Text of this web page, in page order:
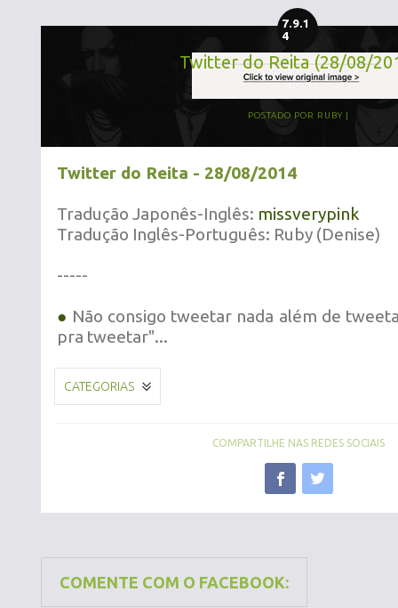
7.9.1
4
Twitter do Reita (28/08/
POSTADO POR RUBY
Twitter do Reita - 28/08/2014
Tradução Japonês-Inglês: missverypink
Tradução Inglês-Português: Ruby (Denise)
-----
● Não consigo tweetar nada além de
pra tweetar"...
CATEGORIAS
COMPARTILHE NAS REDES SOCIAIS
COMENTE COM O FACEBOOK: